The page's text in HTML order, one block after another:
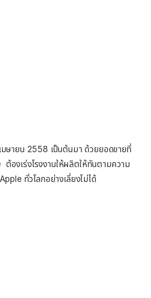
ษายน 2558 เป็นต้นมา ด้วยยอดขายที่
องเร่งโรงงานให้ผลิตให้ทันตามความ
ทั่วโลกอย่างเลี่ยงไม่ได้